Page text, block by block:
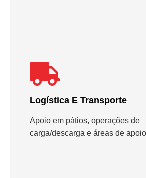
Logística E Transporte
Apoio em pátios, operações de
carga/descarga e áreas de